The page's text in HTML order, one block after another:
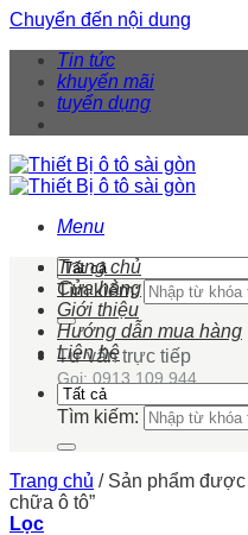
Chuyển đến nội dung
Tin tức
khuyến mãi
tuyển dụng
Menu
Tìm kiếm:
Tư vấn trực tiếp
Gọi: 0913 109 944
Trang chủ
Cửa hàng
Giới thiệu
Hướng dẫn mua hàng
Liên hệ
Tìm kiếm:
Trang chủ /Sản phẩm được
chữa ô tô”
Lọc